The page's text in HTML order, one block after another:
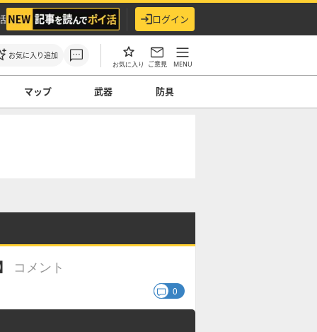
ログイン
お気に入り追加
お気に入り ご意見 MENU
マップ 武器 防具
コメント
0